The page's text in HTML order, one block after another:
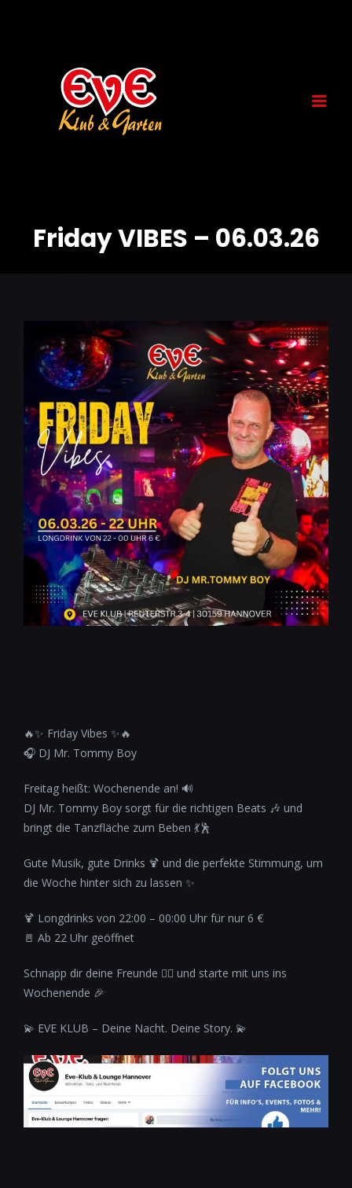
Friday VIBES – 06.03.26
🔥✨ Friday Vibes ✨🔥
🎧 DJ Mr. Tommy Boy
Freitag heißt: Wochenende an! 🔊
DJ Mr. Tommy Boy sorgt für die richtigen Beats 🎶 und
bringt die Tanzfläche zum Beben 💃🕺
Gute Musik, gute Drinks 🍹 und die perfekte Stimmung, um
die Woche hinter sich zu lassen ✨
🍹 Longdrinks von 22:00 – 00:00 Uhr für nur 6 €
🚪 Ab 22 Uhr geöffnet
Schnapp dir deine Freunde 👯‍♂️ und starte mit uns ins
Wochenende 🎉
💫 EVE KLUB – Deine Nacht. Deine Story. 💫